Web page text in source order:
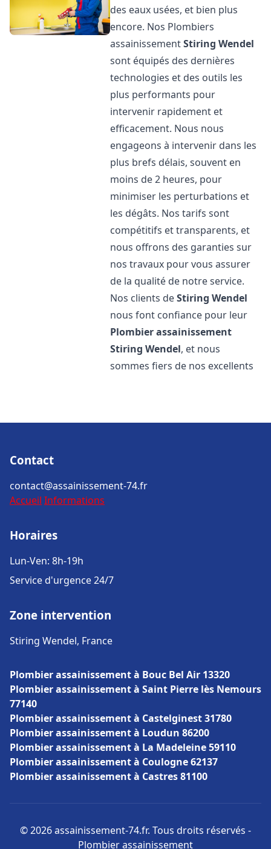
des eaux usées, et bien plus
encore. Nos Plombiers
assainissementStiring Wendel
sont équipés des dernières
technologies et des outils les
plus performants pour
intervenir rapidement et
efficacement. Nous nous
engageons à intervenir dans les
plus brefs délais, souvent en
moins de 2 heures, pour
minimiser les perturbations et
les dégâts. Nos tarifs sont
compétitifs et transparents, et
nous offrons des garanties sur
nos travaux pour vous assurer
de la qualité de notre service.
Nos clients deStiring Wendel
nous font confiance pour leur
Plombier assainissement
Stiring Wendel, et nous
sommes fiers de nos excellents
Contact
contact@assainissement-74.fr
Accueil Informations
Horaires
Lun-Ven: 8h-19h
Service d'urgence 24/7
Zone intervention
Stiring Wendel, France
Plombier assainissement à Bouc Bel Air 13320
Plombier assainissement à Saint Pierre lès Nemours
77140
Plombier assainissement à Castelginest 31780
Plombier assainissement à Loudun 86200
Plombier assainissement à La Madeleine 59110
Plombier assainissement à Coulogne 62137
Plombier assainissement à Castres 81100
© 2026 assainissement-74.fr. Tous droits réservés -
Plombier assainissement